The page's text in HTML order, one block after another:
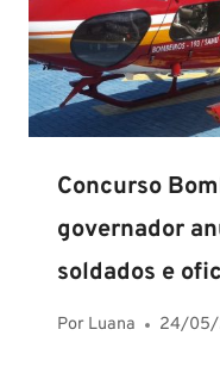
Concurso
governador
soldados e
Por Luana 24/